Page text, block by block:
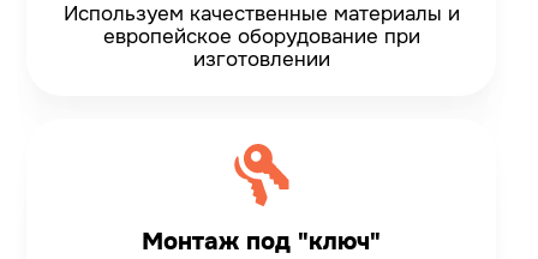
Используем качественные материалы и
европейское оборудование при
изготовлении
Монтаж под "ключ"